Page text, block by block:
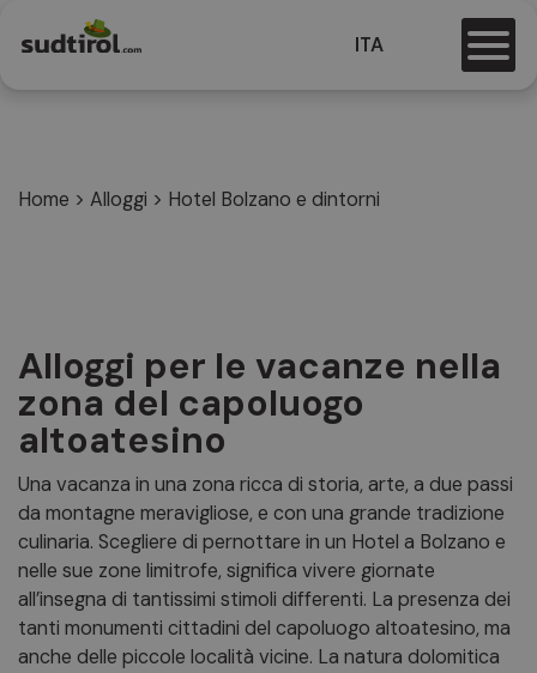
ITA
Home > Alloggi > Hotel Bolzano e dintorni
Alloggi per le vacanze nella
zona del capoluogo
altoatesino
Una vacanza in una zona ricca di storia, arte, a due passi
da montagne meravigliose, e con una grande tradizione
culinaria. Scegliere di pernottare in un Hotel a Bolzano e
nelle sue zone limitrofe, significa vivere giornate
all’insegna di tantissimi stimoli differenti. La presenza dei
tanti monumenti cittadini del capoluogo altoatesino, ma
anche delle piccole località vicine. La natura dolomitica